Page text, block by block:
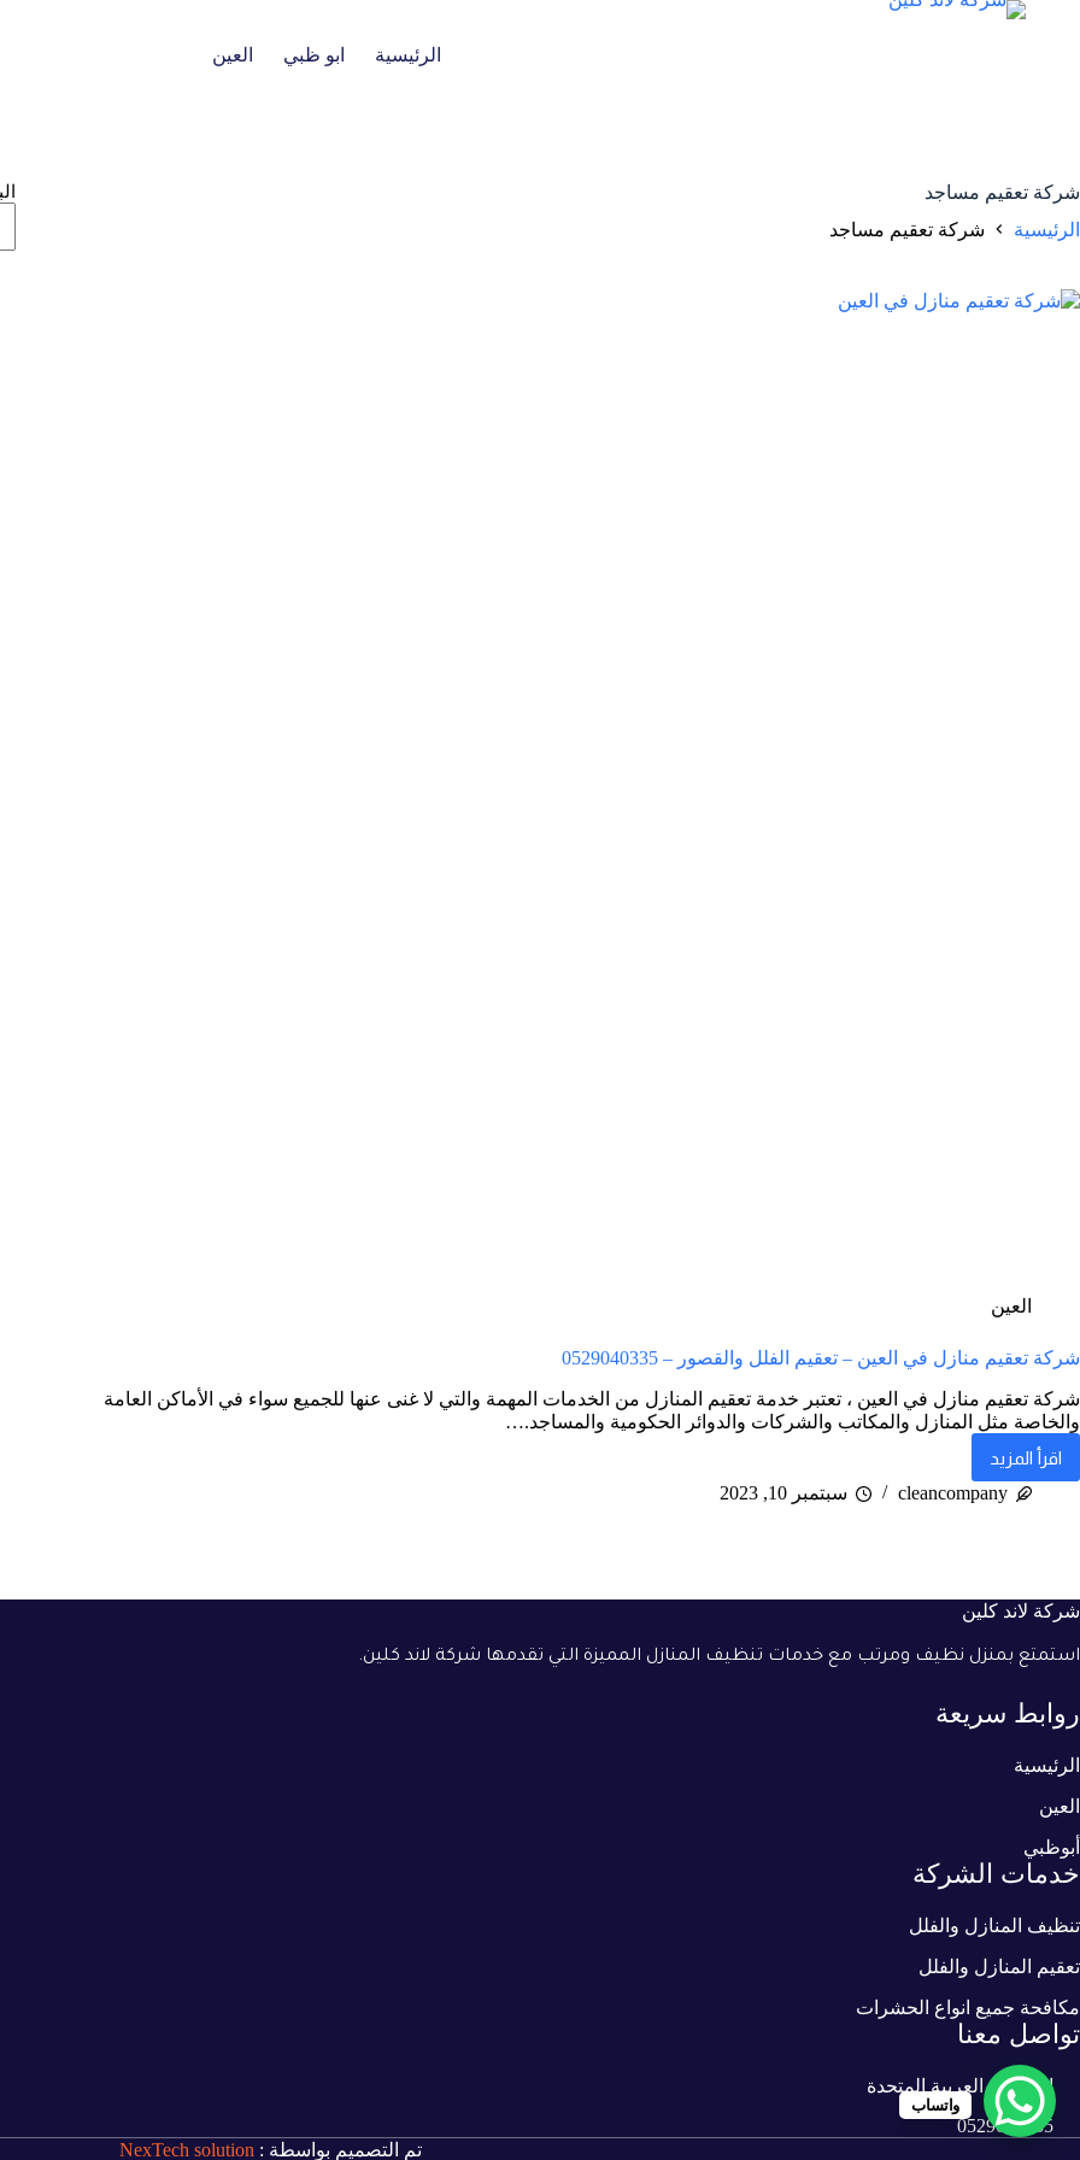
الرئيسية ابو ظبي العين
شركة تعقيم مساجد
الرئيسية
شركة تعقيم مساجد
العين
شركة تعقيم منازل في العين – تعقيم الفلل والقصور – 0529040335
شركة تعقيم منازل في العين ، تعتبر خدمة تعقيم المنازل من الخدمات المهمة والتي لا غنى عنها للجميع سواء في الأماكن العامة
والخاصة مثل المنازل والمكاتب والشركات والدوائر الحكومية والمساجد.…
اقرأ المزيد
شركة
تعقيم
منازل
الفلل
–
0529040335
cleancompany سبتمبر 10, 2023
شركة لاند كلين
استمتع بمنزل نظيف ومرتب مع خدمات تنظيف المنازل المميزة التي تقدمها شركة لاند كلين.
روابط سريعة
الرئيسية
العين
أبوظبي
خدمات الشركة
تنظيف المنازل والفلل
تعقيم المنازل والفلل
مكافحة جميع انواع الحشرات
تواصل معنا
الامارات العربية المتحدة
0529040335
تم التصميم بواسطة : NexTech solution
واتساب